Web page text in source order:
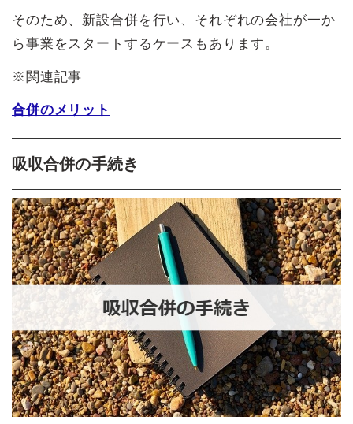
そのため、新設合併を行い、それぞれの会社が一か
ら事業をスタートするケースもあります。
※関連記事
合併のメリット
吸収合併の手続き